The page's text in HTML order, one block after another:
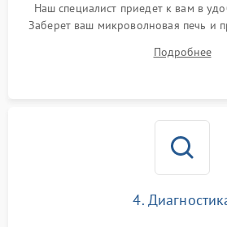
Наш специалист приедет к вам в
Заберет ваш микроволновая печь и
Подробнее
4.